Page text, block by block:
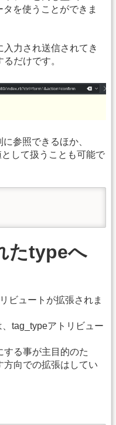
を使うことができま
力され送信されてき
だけです。
参照できるほか、
して扱うことも可能で
たtypeへ
ビュートが拡張されま
tag_typeアトリビュー
する事が主目的のた
方向での拡張はしてい